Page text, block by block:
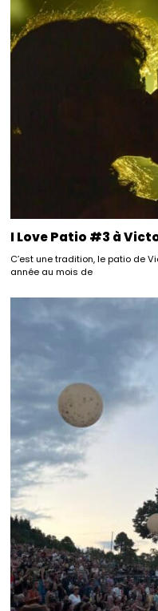
I Love Patio #3 à
C’est une tradition, le patio de
année au mois de